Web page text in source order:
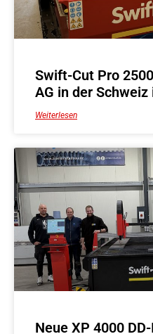
Swift-Cut Pro
AG in der
Weiterlesen
Neue XP 4000